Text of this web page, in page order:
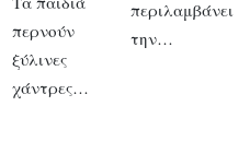
περνούν
ξύλινες
χάντρες…
περιλαμβάνει
την…